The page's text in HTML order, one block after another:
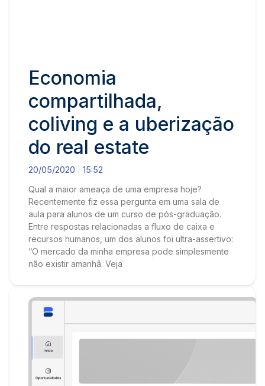
Economia
compartilhada,
coliving e a uberização
do real estate
20/05/2020
15:52
Qual a maior ameaça de uma empresa hoje?
Recentemente fiz essa pergunta em uma sala de
aula para alunos de um curso de pós-graduação.
Entre respostas relacionadas a fluxo de caixa e
recursos humanos, um dos alunos foi ultra-assertivo:
“O mercado da minha empresa pode simplesmente
não existir amanhã. Veja